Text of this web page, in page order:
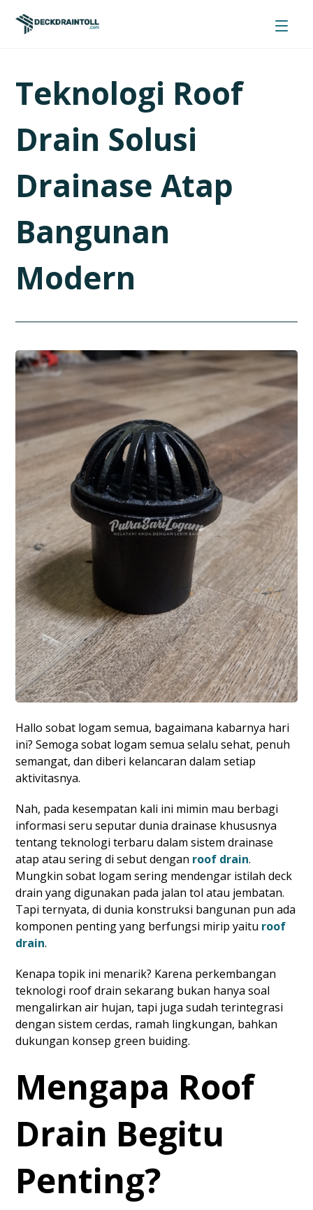
Teknologi Roof
Drain Solusi
Drainase Atap
Bangunan
Modern
Hallo sobat logam semua, bagaimana kabarnya hari
ini? Semoga sobat logam semua selalu sehat, penuh
semangat, dan diberi kelancaran dalam setiap
aktivitasnya.
Nah, pada kesempatan kali ini mimin mau berbagi
informasi seru seputar dunia drainase khususnya
tentang teknologi terbaru dalam sistem drainase
atap atau sering di sebut dengan roof drain.
Mungkin sobat logam sering mendengar istilah deck
drain yang digunakan pada jalan tol atau jembatan.
Tapi ternyata, di dunia konstruksi bangunan pun ada
komponen penting yang berfungsi mirip yaitu roof
drain.
Kenapa topik ini menarik? Karena perkembangan
teknologi roof drain sekarang bukan hanya soal
mengalirkan air hujan, tapi juga sudah terintegrasi
dengan sistem cerdas, ramah lingkungan, bahkan
dukungan konsep green buiding.
Mengapa Roof
Drain Begitu
Penting?